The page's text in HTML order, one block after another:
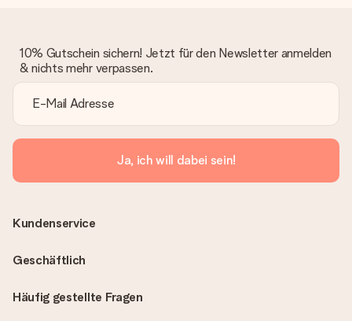
10% Gutschein sichern! Jetzt für den Newsletter anmelden
& nichts mehr verpassen.
Ja, ich will dabei sein!
Häufig gestellte Fragen
Kundenservice
Geschäftlich